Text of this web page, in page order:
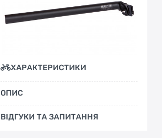
ХАРАКТЕРИСТИКИ
ОПИС
ВІДГУКИ ТА ЗАПИТАННЯ